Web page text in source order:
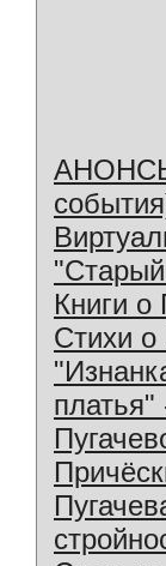
АНОНСЫ
Книги о
Стихи